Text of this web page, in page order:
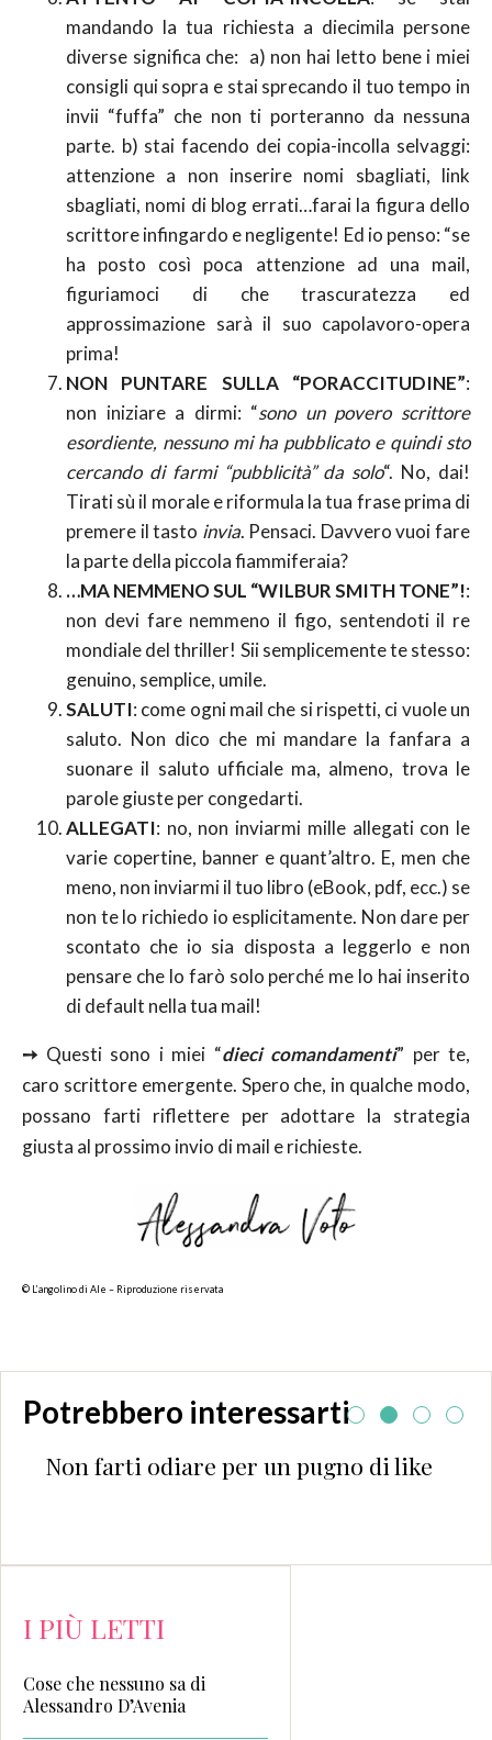
mandando la tua richiesta a diecimila persone
diverse significa che: a) non hai letto bene i miei
consigli qui sopra e stai sprecando il tuo tempo in
invii “fuffa” che non ti porteranno da nessuna
parte. b) stai facendo dei copia-incolla selvaggi:
attenzione a non inserire nomi sbagliati, link
sbagliati, nomi di blog errati…farai la figura dello
scrittore infingardo e negligente! Ed io penso: “se
ha posto così poca attenzione ad una mail,
figuriamoci di che trascuratezza ed
approssimazione sarà il suo capolavoro-opera
prima!
NON PUNTARE SULLA “PORACCITUDINE”:
non iniziare a dirmi: “sono un povero scrittore
esordiente, nessuno mi ha pubblicato e quindi sto
cercando di farmi “pubblicità” da solo“. No, dai!
Tirati sù il morale e riformula la tua frase prima di
premere il tasto invia. Pensaci. Davvero vuoi fare
la parte della piccola fiammiferaia?
…MA NEMMENO SUL “WILBUR SMITH TONE”!:
non devi fare nemmeno il figo, sentendoti il re
mondiale del thriller! Sii semplicemente te stesso:
genuino, semplice, umile.
SALUTI: come ogni mail che si rispetti, ci vuole un
saluto. Non dico che mi mandare la fanfara a
suonare il saluto ufficiale ma, almeno, trova le
parole giuste per congedarti.
ALLEGATI: no, non inviarmi mille allegati con le
varie copertine, banner e quant’altro. E, men che
meno, non inviarmi il tuo libro (eBook, pdf, ecc.) se
non te lo richiedo io esplicitamente. Non dare per
scontato che io sia disposta a leggerlo e non
pensare che lo farò solo perché me lo hai inserito
di default nella tua mail!
➙ Questi sono i miei “dieci comandamenti” per te,
caro scrittore emergente. Spero che, in qualche modo,
possano farti riflettere per adottare la strategia
giusta al prossimo invio di mail e richieste.
© L’angolino di Ale – Riproduzione riservata
Potrebbero interessarti
odiare per un pugno di like
Quella
I PIÙ LETTI
Cose che nessuno sa di
Alessandro D’Avenia